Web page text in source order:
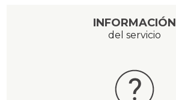
INFORMACIÓN
del servicio